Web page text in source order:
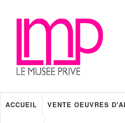
ACCUEIL VENTE OEUVRES